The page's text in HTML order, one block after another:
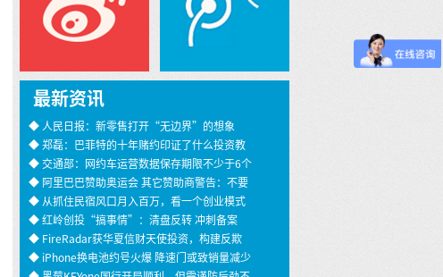
最新资讯
◆ 人民日报：新零售打开“无边界”的想象
◆ 郑磊：巴菲特的十年赌约印证了什么投资教
训
◆ 交通部：网约车运营数据保存期限不少于6个
月
◆ 阿里巴巴赞助奥运会 其它赞助商警告：不要
过界
◆ 从抓住民宿风口月入百万，看一个创业模式
◆ 红岭创投“搞事情”：清盘反转 冲刺备案
◆ FireRadar获华夏信财天使投资，构建反欺
诈安全服务
◆ iPhone换电池约号火爆 降速门或致销量减少